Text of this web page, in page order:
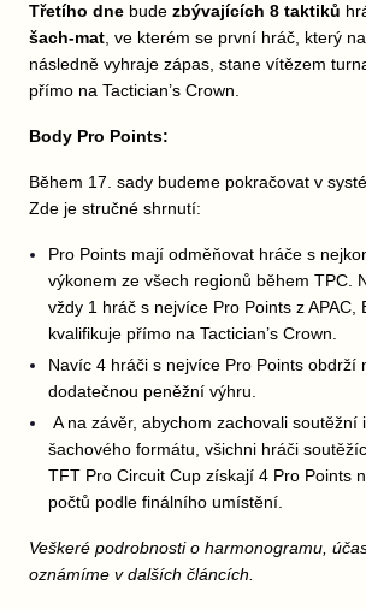
Třetího dne bude zbývajících 8 taktiků
šach-mat , ve kterém se první hráč, který
následně vyhraje zápas, stane vítězem
přímo na Tactician’s Crown.
Body Pro Points:
Během 17. sady budeme pokračovat v
Zde je stručné shrnutí:
Pro Points mají odměňovat hráče s
výkonem ze všech regionů během TPC.
vždy 1 hráč s nejvíce Pro Points z APAC,
kvalifikuje přímo na Tactician’s Crown.
Navíc 4 hráči s nejvíce Pro Points obdrží
dodatečnou peněžní výhru.
A na závěr, abychom zachovali soutěžní
šachového formátu, všichni hráči
TFT Pro Circuit Cup získají 4 Pro Points
počtů podle finálního umístění.
Veškeré podrobnosti o harmonogramu,
oznámíme v dalších článcích.